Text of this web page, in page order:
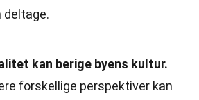
deltage.
kan berige byens kultur.
forskellige perspektiver kan